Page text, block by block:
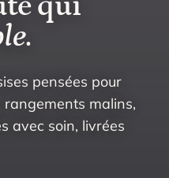
.
pensées pour
rangements malins,
avec soin, livrées